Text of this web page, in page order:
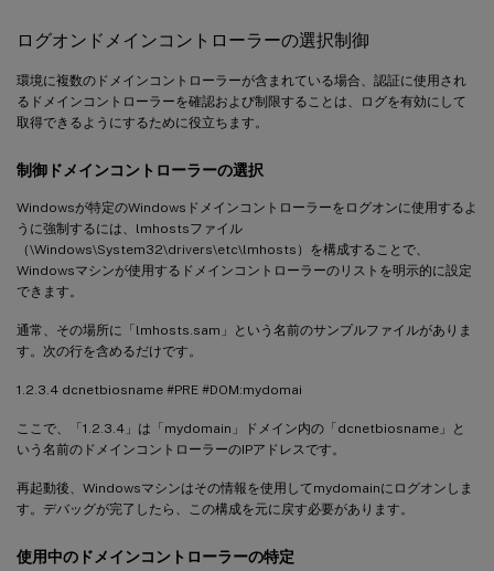
ログオンドメインコントローラーの選択制御
環境に複数のドメインコントローラーが含まれている場合、認証に使用され
るドメインコントローラーを確認および制限することは、ログを有効にして
取得できるようにするために役立ちます。
制御ドメインコントローラーの選択
Windowsが特定のWindowsドメインコントローラーをログオンに使用するよ
うに強制するには、lmhostsファイル
（\Windows\System32\drivers\etc\lmhosts）を構成することで、
Windowsマシンが使用するドメインコントローラーのリストを明示的に設定
できます。
通常、その場所に「lmhosts.sam」という名前のサンプルファイルがありま
す。次の行を含めるだけです。
1.2.3.4 dcnetbiosname #PRE #DOM:mydomai
ここで、「1.2.3.4」は「mydomain」ドメイン内の「dcnetbiosname」と
いう名前のドメインコントローラーのIPアドレスです。
再起動後、Windowsマシンはその情報を使用してmydomainにログオンしま
す。デバッグが完了したら、この構成を元に戻す必要があります。
使用中のドメインコントローラーの特定